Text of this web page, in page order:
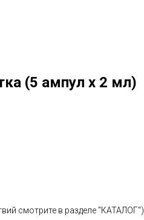
(5 ампул x 2 мл)
смотрите в разделе "КАТАЛОГ")